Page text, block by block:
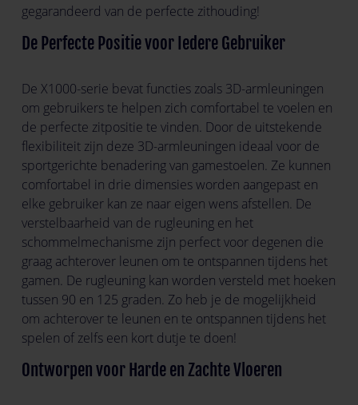
gegarandeerd van de perfecte zithouding!
De Perfecte Positie voor Iedere Gebruiker
De X1000-serie bevat functies zoals 3D-armleuningen
om gebruikers te helpen zich comfortabel te voelen en
de perfecte zitpositie te vinden. Door de uitstekende
flexibiliteit zijn deze 3D-armleuningen ideaal voor de
sportgerichte benadering van gamestoelen. Ze kunnen
comfortabel in drie dimensies worden aangepast en
elke gebruiker kan ze naar eigen wens afstellen. De
verstelbaarheid van de rugleuning en het
schommelmechanisme zijn perfect voor degenen die
graag achterover leunen om te ontspannen tijdens het
gamen. De rugleuning kan worden versteld met hoeken
tussen 90 en 125 graden. Zo heb je de mogelijkheid
om achterover te leunen en te ontspannen tijdens het
spelen of zelfs een kort dutje te doen!
Ontworpen voor Harde en Zachte Vloeren